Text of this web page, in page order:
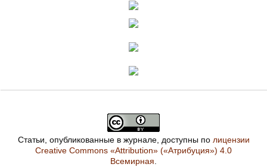
Статьи, опубликованные в журнале, доступны по лицензии
Creative Commons «Attribution» («Атрибуция») 4.0
Всемирная.